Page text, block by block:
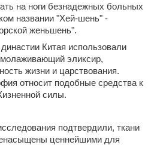
на ноги безнадежных больных
названии "Хей-шень" -
женьшень".
Китая использовали
эликсир,
жизни и царствования.
относит подобные средства к
силы.
подтвердили, ткани
ценнейшими для